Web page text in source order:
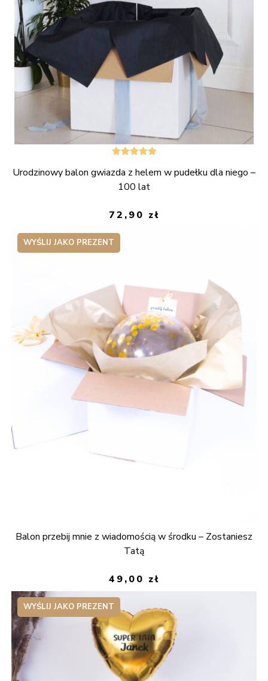
5.00 na 5
Urodzinowy balon gwiazda z helem w pudełku dla niego –
100 lat
72,90 zł
WYŚLIJ JAKO PREZENT
Balon przebij mnie z wiadomością w środku – Zostaniesz
Tatą
49,00 zł
WYŚLIJ JAKO PREZENT